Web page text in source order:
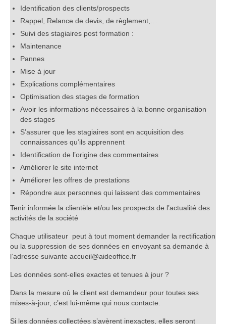
Identification des clients/prospects
Rappel, Relance de devis, de règlement,…
Suivi des stagiaires post formation :
Maintenance
Pannes
Mise à jour
Explications complémentaires
Optimisation des stages de formation
Avoir les informations nécessaires à la bonne organisation
des stages
S’assurer que les stagiaires sont en acquisition des
connaissances qu’ils apprennent
Identification de l’origine des commentaires
Améliorer le site internet
Améliorer les offres de prestations
Répondre aux personnes qui laissent des commentaires
Tenir informée la clientèle et/ou les prospects de l’actualité des
activités de la société
Chaque utilisateur peut à tout moment demander la rectification
ou la suppression de ses données en envoyant sa demande à
l’adresse suivante accueil@aideoffice.fr
Les données sont-elles exactes et tenues à jour ?
Dans la mesure où le client est demandeur pour toutes ses
mises-à-jour, c’est lui-même qui nous contacte.
Si les données collectées s’avèrent inexactes, elles seront